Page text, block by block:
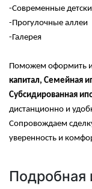
-Современные
-Прогулочные аллеи
-Галерея
Поможем оформить
капитал, Семейная
Субсидированная
дистанционно и
Сопровождаем
уверенность и
Подробная